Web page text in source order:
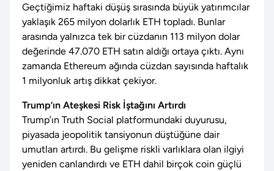
Geçtiğimiz haftaki düşüş sırasında büyük yatırımcılar
yaklaşık 265 milyon dolarlık ETH topladı. Bunlar
arasında yalnızca tek bir cüzdanın 113 milyon dolar
değerinde 47.070 ETH satın aldığı ortaya çıktı. Aynı
zamanda Ethereum ağında cüzdan sayısında haftalık
1 milyonluk artış dikkat çekiyor.
Trump’ın Ateşkesi Risk İştağını Artırdı
Trump’ın Truth Social platformundaki duyurusu,
piyasada jeopolitik tansiyonun düştüğüne dair
umutları artırdı. Bu gelişme riskli varlıklara olan ilgiyi
yeniden canlandırdı ve ETH dahil birçok coin güçlü